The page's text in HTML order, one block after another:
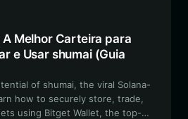
Melhor Carteira para
e Usar shumai (Guia
how to securely store, trade,
using Bitget Wallet, the top-